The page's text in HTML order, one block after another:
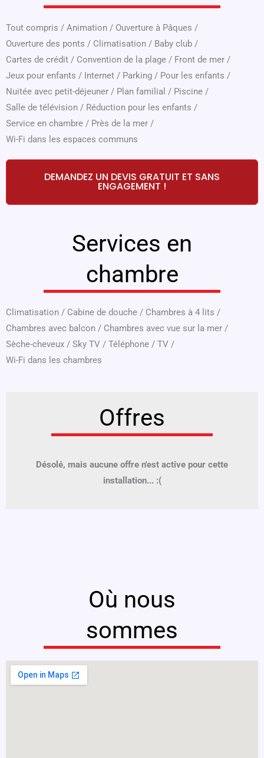
Tout compris / Animation / Ouverture à Pâques /
Ouverture des ponts / Climatisation / Baby club /
Cartes de crédit / Convention de la plage / Front de mer /
Jeux pour enfants / Internet / Parking / Pour les enfants /
Nuitée avec petit-déjeuner / Plan familial / Piscine /
Salle de télévision / Réduction pour les enfants /
Service en chambre / Près de la mer /
Wi-Fi dans les espaces communs
DEMANDEZ UN DEVIS GRATUIT ET SANS
ENGAGEMENT !
Services en
chambre
Climatisation / Cabine de douche / Chambres à 4 lits /
Chambres avec balcon / Chambres avec vue sur la mer /
Sèche-cheveux / Sky TV / Téléphone / TV /
Wi-Fi dans les chambres
Offres
Désolé, mais aucune offre n'est active pour cette
installation... :(
Où nous
sommes